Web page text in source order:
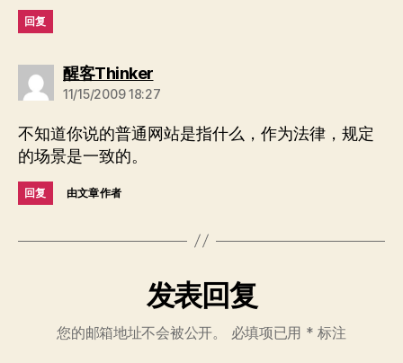
回复
醒客Thinker说：
11/15/2009 18:27
不知道你说的普通网站是指什么，作为法律，规定
的场景是一致的。
回复 由文章作者
发表回复
您的邮箱地址不会被公开。 必填项已用 * 标注